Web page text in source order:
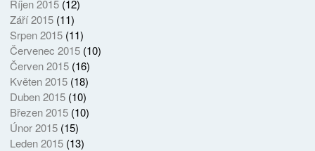
Říjen 2015(12)
Září 2015(11)
Srpen 2015(11)
Červenec 2015(10)
Červen 2015(16)
Květen 2015(18)
Duben 2015(10)
Březen 2015(10)
Únor 2015(15)
Leden 2015(13)